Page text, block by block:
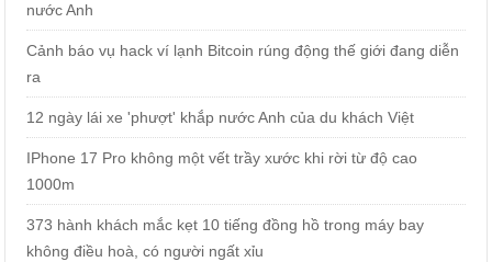
nước Anh
Cảnh báo vụ hack ví lạnh Bitcoin rúng động thế giới đang diễn
ra
12 ngày lái xe 'phượt' khắp nước Anh của du khách Việt
IPhone 17 Pro không một vết trầy xước khi rời từ độ cao
1000m
373 hành khách mắc kẹt 10 tiếng đồng hồ trong máy bay
không điều hoà, có người ngất xỉu